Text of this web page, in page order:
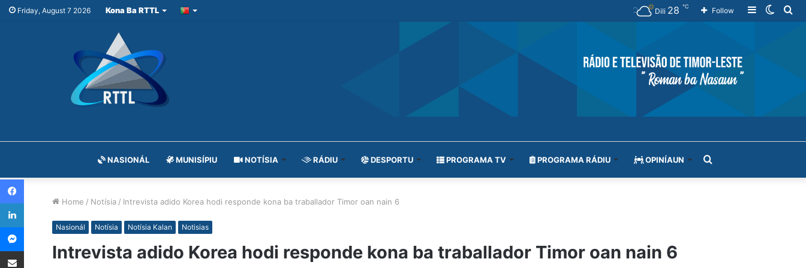
Friday, August 7 2026 Kona Ba RTTL
Switch
Sidebar
Follow
Dili 28 ℃
NASIONÁL MUNISÍPIU NOTÍSIA RÁDIU DESPORTU PROGRAMA TV PROGRAMA RÁDIU OPINÍAUN
Home / Notísia / Intrevista adido Korea hodi responde kona ba traballador Timor oan nain 6
Nasionál Notísia Notísia Kalan Notisias
Intrevista adido Korea hodi responde kona ba traballador Timor oan nain 6
Facebook
LinkedIn
Messenger